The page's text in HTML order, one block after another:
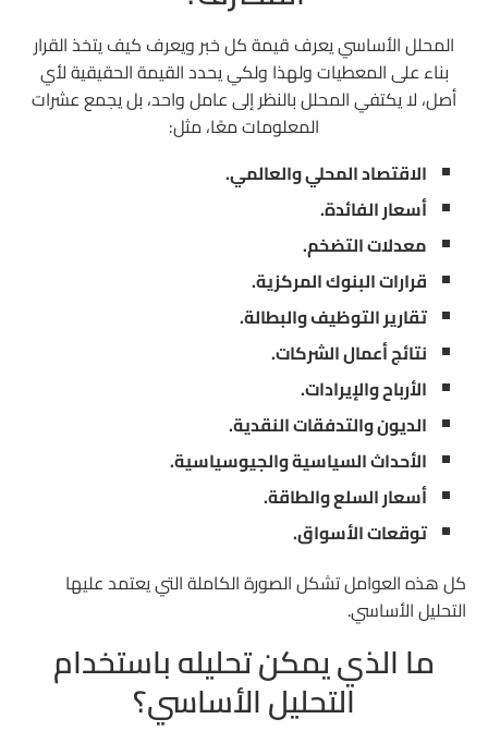
المحلل الأساسي يعرف قيمة كل خبر ويعرف كيف يتخذ القرار
بناء على المعطيات ولهذا ولكي يحدد القيمة الحقيقية لأي
أصل، لا يكتفي المحلل بالنظر إلى عامل واحد، بل يجمع عشرات
المعلومات معًا، مثل:
الاقتصاد المحلي والعالمي.
أسعار الفائدة.
معدلات التضخم.
قرارات البنوك المركزية.
تقارير التوظيف والبطالة.
نتائج أعمال الشركات.
الأرباح والإيرادات.
الديون والتدفقات النقدية.
الأحداث السياسية والجيوسياسية.
أسعار السلع والطاقة.
توقعات الأسواق.
كل هذه العوامل تشكل الصورة الكاملة التي يعتمد عليها
التحليل الأساسي.
ما الذي يمكن تحليله باستخدام
التحليل الأساسي؟